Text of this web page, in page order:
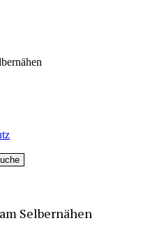
Selbernähen